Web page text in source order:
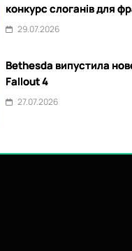
конкурс слоганів для
29.07.2026
Bethesda випустила
Fallout 4
27.07.2026